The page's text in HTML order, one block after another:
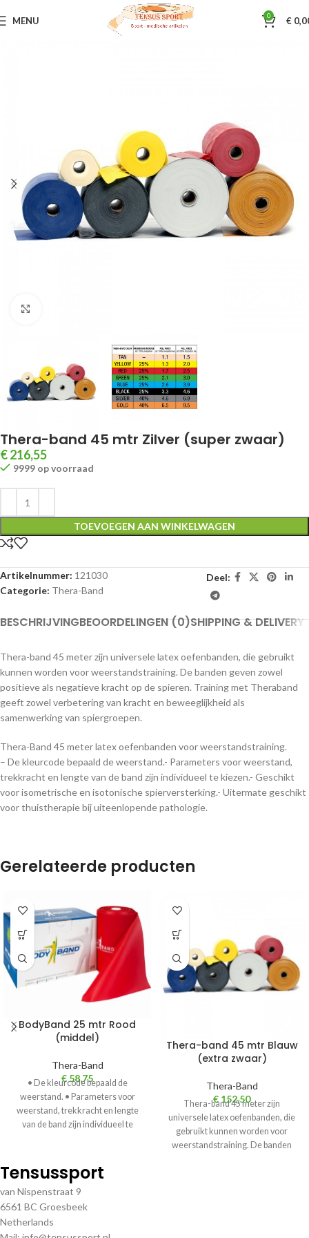
MENU 0 €
Home Oefen en Training materialen Thera-Band
Thera-band 45 mtr Zilver (super zwaar)
€216,55
9999 op voorraad
TOEVOEGEN AAN WINKELWAGEN
Artikelnummer: 121030
Categorie: Thera-Band
Deel:
BESCHRIJVINGBEOORDELINGEN (0)SHIPPING & DELIVERY
Thera-band 45 meter zijn universele latex oefenbanden, die gebruikt
kunnen worden voor weerstandstraining. De banden geven zowel
positieve als negatieve kracht op de spieren. Training met Theraband
geeft zowel verbetering van kracht en beweeglijkheid als
samenwerking van spiergroepen.
Thera-Band 45 meter latex oefenbanden voor weerstandstraining.
– De kleurcode bepaald de weerstand.- Parameters voor weerstand,
trekkracht en lengte van de band zijn individueel te kiezen.- Geschikt
voor isometrische en isotonische spierversterking.- Uitermate geschikt
voor thuistherapie bij uiteenlopende pathologie.
Gerelateerde producten
BodyBand 25 mtr Rood
(middel)
Thera-Band
€58,75
• De kleurcode bepaald de
weerstand. • Parameters voor
weerstand, trekkracht en lengte
van de band zijn individueel te
Thera-band 45 mtr Blauw
(extra zwaar)
Thera-Band
€ 152,50
Thera-band 45 meter zijn
universele latex oefenbanden, die
gebruikt kunnen worden voor
weerstandstraining. De banden
Tensussport
van Nispenstraat 9
6561 BC Groesbeek
Netherlands